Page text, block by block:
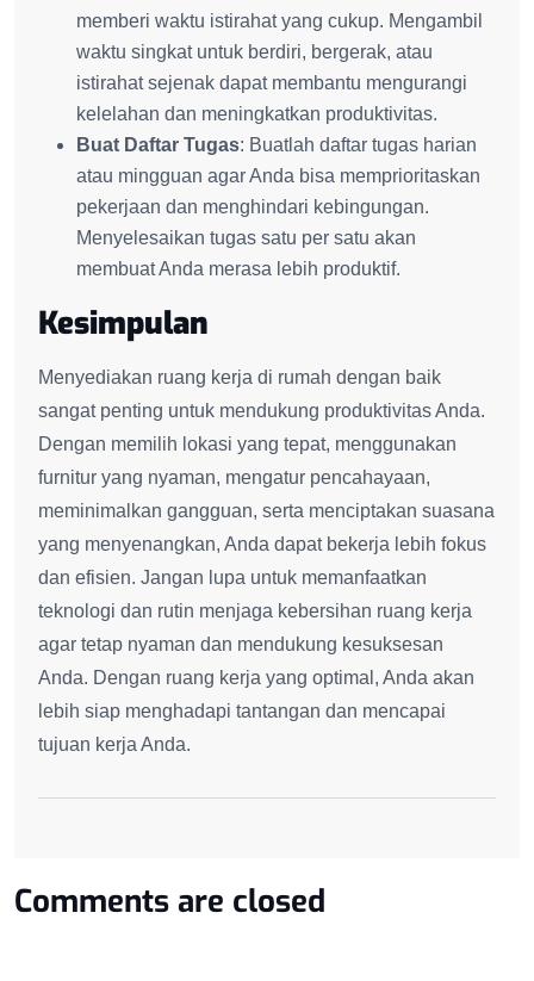
memberi waktu istirahat yang cukup. Mengambil
waktu singkat untuk berdiri, bergerak, atau
istirahat sejenak dapat membantu mengurangi
kelelahan dan meningkatkan produktivitas.
Buat Daftar Tugas: Buatlah daftar tugas harian
atau mingguan agar Anda bisa memprioritaskan
pekerjaan dan menghindari kebingungan.
Menyelesaikan tugas satu per satu akan
membuat Anda merasa lebih produktif.
Kesimpulan
Menyediakan ruang kerja di rumah dengan baik
sangat penting untuk mendukung produktivitas Anda.
Dengan memilih lokasi yang tepat, menggunakan
furnitur yang nyaman, mengatur pencahayaan,
meminimalkan gangguan, serta menciptakan suasana
yang menyenangkan, Anda dapat bekerja lebih fokus
dan efisien. Jangan lupa untuk memanfaatkan
teknologi dan rutin menjaga kebersihan ruang kerja
agar tetap nyaman dan mendukung kesuksesan
Anda. Dengan ruang kerja yang optimal, Anda akan
lebih siap menghadapi tantangan dan mencapai
tujuan kerja Anda.
Comments are closed